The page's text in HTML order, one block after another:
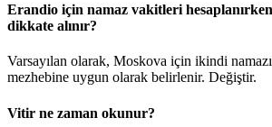
Erandio için namaz vakitleri
dikkate alınır?
Varsayılan olarak, Moskova için ikindi
mezhebine uygun olarak belirlenir. Değiştir.
Vitir ne zaman okunur?